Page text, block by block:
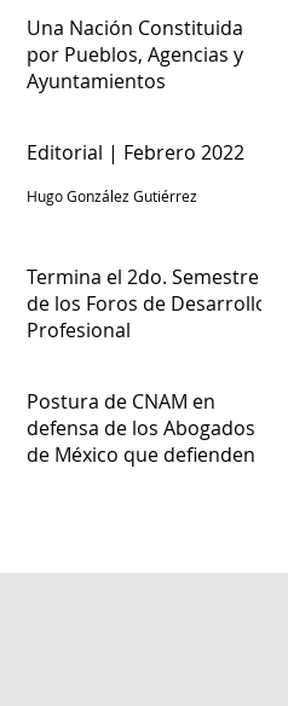
Una Nación Constituida
por Pueblos, Agencias y
Ayuntamientos
Editorial | Febrero 2022
Hugo González Gutiérrez
Termina el 2do. Semestre
de los Foros de Desarrollo
Profesional
Postura de CNAM en
defensa de los Abogados
de México que defienden a